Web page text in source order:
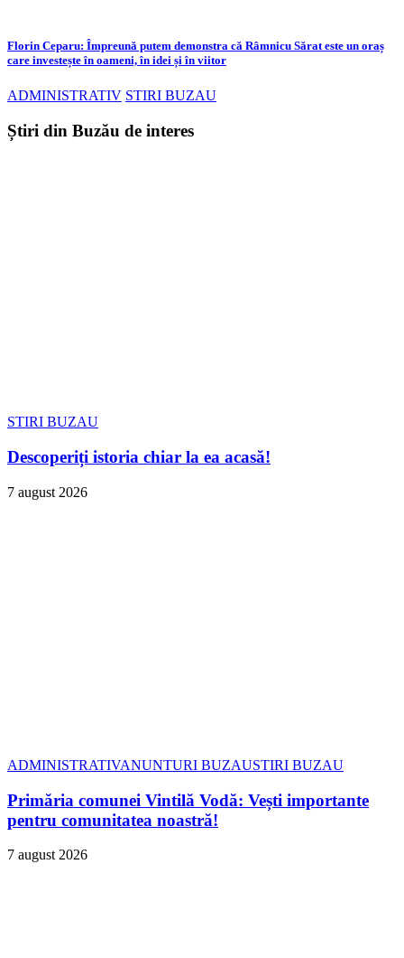
Florin Ceparu: Împreună putem demonstra că Râmnicu Sărat este un oraș
care investește în oameni, în idei și în viitor
ADMINISTRATIV STIRI BUZAU
Știri din Buzău de interes
STIRI BUZAU
Descoperiți istoria chiar la ea acasă!
7 august 2026
ADMINISTRATIVANUNTURI BUZAUSTIRI BUZAU
Primăria comunei Vintilă Vodă: Vești importante
pentru comunitatea noastră!
7 august 2026